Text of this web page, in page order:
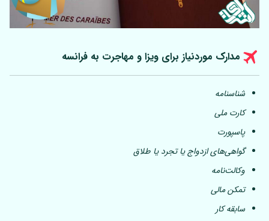
مدارک موردنیاز برای ویزا و مهاجرت به فرانسه
شناسنامه
کارت ملی
پاسپورت
گواهی‌های ازدواج یا تجرد یا طلاق
وکالت‌نامه
تمکن مالی
سابقه کار